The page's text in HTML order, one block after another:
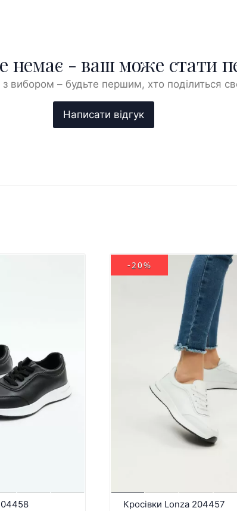
немає - ваш може стати
вибором – будьте першим, хто поділиться
-20%
Кросівки Lonza 204457